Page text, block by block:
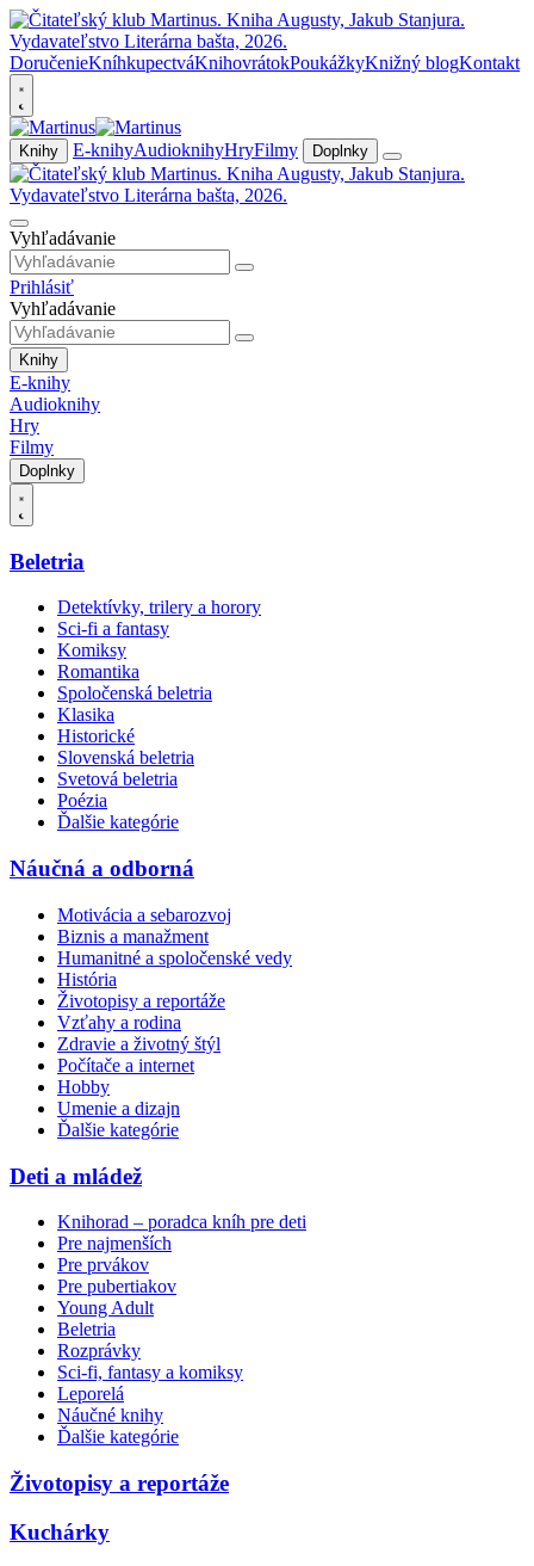
DoručenieKníhkupectváKnihovrátokPoukážkyKnižný blogKontakt
Knihy E-knihyAudioknihyHryFilmy Doplnky
Vyhľadávanie
Prihlásiť
Vyhľadávanie
Knihy
E-knihy
Audioknihy
Hry
Filmy
Doplnky
Beletria
Detektívky, trilery a horory
Sci-fi a fantasy
Komiksy
Romantika
Spoločenská beletria
Klasika
Historické
Slovenská beletria
Svetová beletria
Poézia
Ďalšie kategórie
Náučná a odborná
Motivácia a sebarozvoj
Biznis a manažment
Humanitné a spoločenské vedy
História
Životopisy a reportáže
Vzťahy a rodina
Zdravie a životný štýl
Počítače a internet
Hobby
Umenie a dizajn
Ďalšie kategórie
Deti a mládež
Knihorad – poradca kníh pre deti
Pre najmenších
Pre prvákov
Pre pubertiakov
Young Adult
Beletria
Rozprávky
Sci-fi, fantasy a komiksy
Leporelá
Náučné knihy
Ďalšie kategórie
Životopisy a reportáže
Kuchárky